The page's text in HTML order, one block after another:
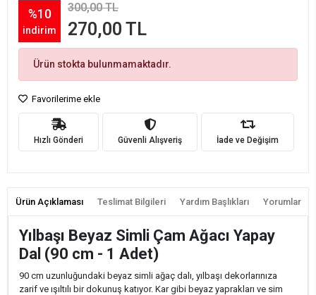
%10
indirim
300,00 TL
270,00 TL
Ürün stokta bulunmamaktadır.
Favorilerime ekle
Hızlı Gönderi Güvenli Alışveriş İade ve Değişim
Ürün Açıklaması Teslimat Bilgileri Yardım Başlıkları Yorumlar
Yılbaşı Beyaz Simli Çam Ağacı Yapay
Dal (90 cm - 1 Adet)
90 cm uzunluğundaki beyaz simli ağaç dalı, yılbaşı dekorlarınıza
zarif ve ışıltılı bir dokunuş katıyor. Kar gibi beyaz yaprakları ve sim